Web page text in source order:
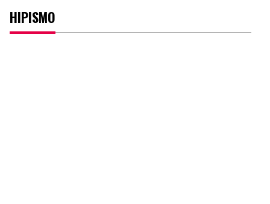
HIPISMO